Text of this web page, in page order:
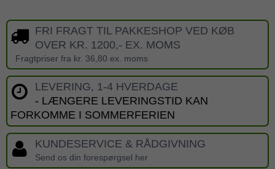
FRI FRAGT TIL PAKKESHOP VED KØB
OVER KR. 1200,- EX. MOMS
Fragtpriser fra kr. 36,80 ex. moms
LEVERING, 1-4 HVERDAGE
- LÆNGERE LEVERINGSTID KAN
FORKOMME I SOMMERFERIEN
KUNDESERVICE & RÅDGIVNING
Send os din forespørgsel her